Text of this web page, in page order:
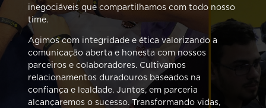
inegociáveis que compartilhamos com todo nosso
time.
Agimos com integridade e ética valorizando a
comunicação aberta e honesta com nossos
parceiros e colaboradores. Cultivamos
relacionamentos duradouros baseados na
confiança e lealdade. Juntos, em parceria
alcançaremos o sucesso. Transformando vidas,